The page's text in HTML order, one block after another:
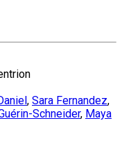
, Sara Fernandez,
Schneider, Maya